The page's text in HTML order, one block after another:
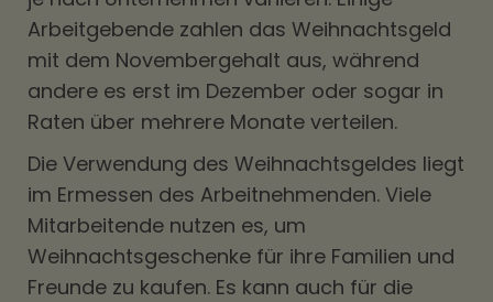
Arbeitgebende zahlen das Weihnachtsgeld
mit dem Novembergehalt aus, während
andere es erst im Dezember oder sogar in
Raten über mehrere Monate verteilen.
Die Verwendung des Weihnachtsgeldes liegt
im Ermessen des Arbeitnehmenden. Viele
Mitarbeitende nutzen es, um
Weihnachtsgeschenke für ihre Familien und
Freunde zu kaufen. Es kann auch für die